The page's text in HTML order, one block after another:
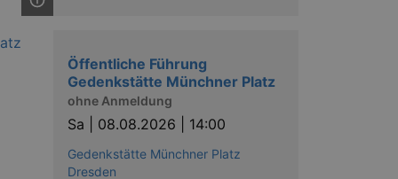
Öffentliche Führung
Gedenkstätte Münchner Platz
ohne Anmeldung
Sa | 08.08.2026 | 14:00
Gedenkstätte Münchner Platz
Dresden